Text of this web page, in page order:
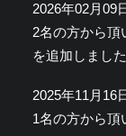
2026年02月09
2名の方から頂
を追加しました
2025年11月16
1名の方から頂